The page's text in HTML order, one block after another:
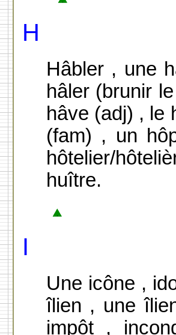
H
Hâbler , une
hâler (brunir
hâve (adj) , le
(fam) , un
hôtelier/
huître.
I
Une icône ,
îlien , une
impôt ,